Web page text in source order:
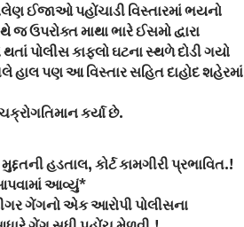
ઈજાઓ પહોંચાડી વિસ્તારમાં ભયનો
જ ઉપરોક્ત માથા ભારે ઈસમો દ્વારા
પોલીસ કાફલો ઘટના સ્થળે દોડી ગયો
હાલ પણ આ વિસ્તાર સહિત દાહોદ શહેરમાં
કર્યા છે.
હડતાલ, કોર્ટ કામગીરી પ્રભાવિત.!
આપવામાં આવ્યું*
ગેંગનો એક આરોપી પોલીસના